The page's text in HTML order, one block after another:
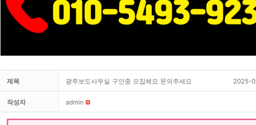
제목 광주보도사무실 구인중 모집해요 문의주세요 2025-
작성자 admin